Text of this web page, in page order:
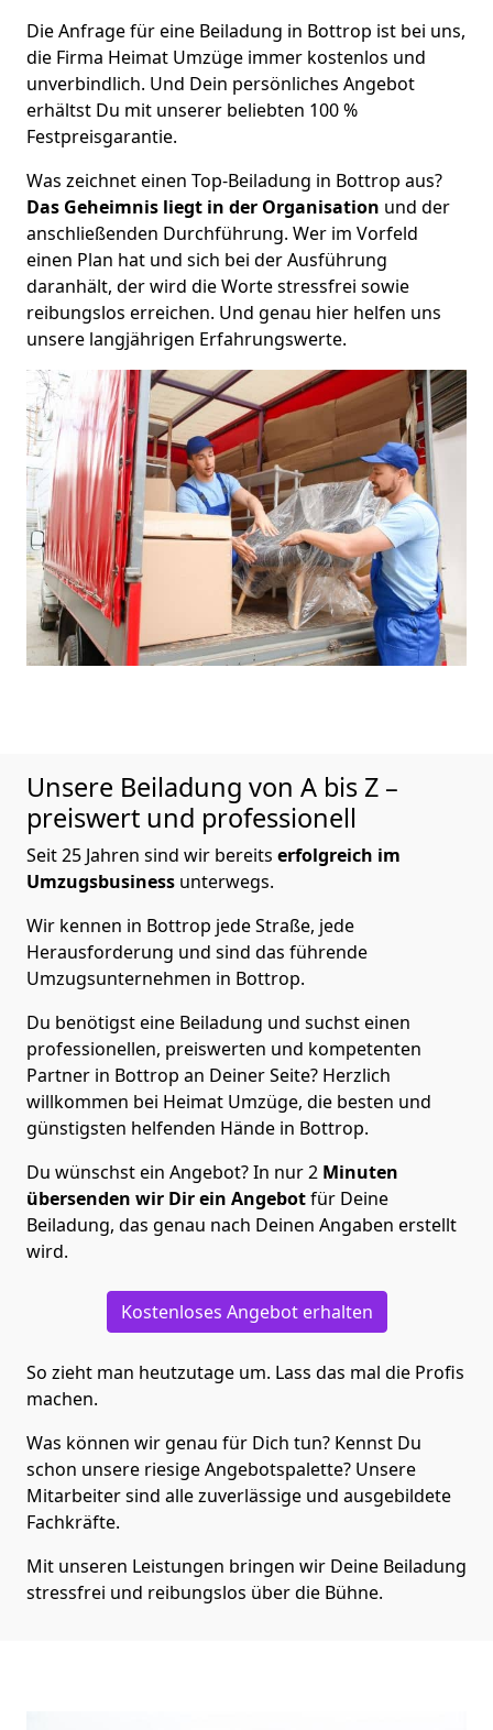
Die Anfrage für eine Beiladung in Bottrop ist bei uns,
die Firma Heimat Umzüge immer kostenlos und
unverbindlich. Und Dein persönliches Angebot
erhältst Du mit unserer beliebten 100 %
Festpreisgarantie.
Was zeichnet einen Top-Beiladung in Bottrop aus?
Das Geheimnis liegt in der Organisation und der
anschließenden Durchführung. Wer im Vorfeld
einen Plan hat und sich bei der Ausführung
daranhält, der wird die Worte stressfrei sowie
reibungslos erreichen. Und genau hier helfen uns
unsere langjährigen Erfahrungswerte.
Unsere Beiladung von A bis Z –
preiswert und professionell
Seit 25 Jahren sind wir bereits erfolgreich im
Umzugsbusiness unterwegs.
Wir kennen in Bottrop jede Straße, jede
Herausforderung und sind das führende
Umzugsunternehmen in Bottrop.
Du benötigst eine Beiladung und suchst einen
professionellen, preiswerten und kompetenten
Partner in Bottrop an Deiner Seite? Herzlich
willkommen bei Heimat Umzüge, die besten und
günstigsten helfenden Hände in Bottrop.
Du wünschst ein Angebot? In nur 2 Minuten
übersenden wir Dir ein Angebotfür Deine
Beiladung, das genau nach Deinen Angaben erstellt
wird.
Kostenloses Angebot erhalten
So zieht man heutzutage um. Lass das mal die Profis
machen.
Was können wir genau für Dich tun? Kennst Du
schon unsere riesige Angebotspalette? Unsere
Mitarbeiter sind alle zuverlässige und ausgebildete
Fachkräfte.
Mit unseren Leistungen bringen wir Deine Beiladung
stressfrei und reibungslos über die Bühne.